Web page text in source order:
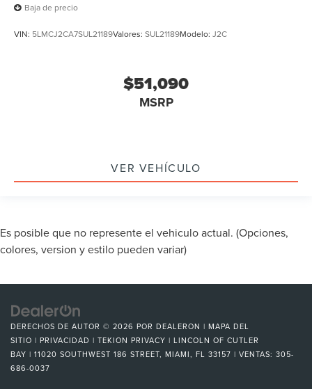
Baja de precio
VIN: 5LMCJ2CA7SUL21189Valores: SUL21189Modelo: J2C
$51,090
MSRP
VER VEHÍCULO
Es posible que no represente el vehiculo actual. (Opciones,
colores, version y estilo pueden variar)
DERECHOS DE AUTOR © 2026 POR DEALERON | MAPA DEL
SITIO | PRIVACIDAD | TEKION PRIVACY | LINCOLN OF CUTLER
BAY | 11020 SOUTHWEST 186 STREET, MIAMI, FL 33157 | VENTAS: 305-
686-0037